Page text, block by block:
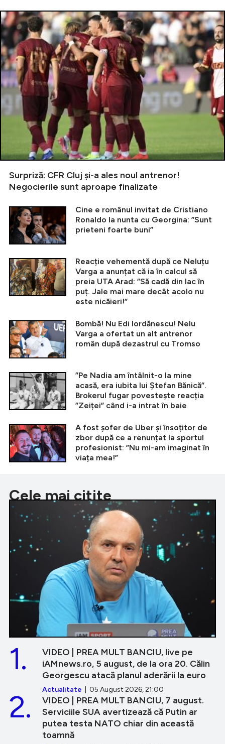
Surpriză: CFR Cluj și-a ales noul antrenor!
Negocierile sunt aproape finalizate
Cine e românul invitat de Cristiano
Ronaldo la nunta cu Georgina: ”Sunt
prieteni foarte buni”
Reacție vehementă după ce Neluțu
Varga a anunțat că ia în calcul să
preia UTA Arad: ”Să cadă din lac în
puț. Jale mai mare decât acolo nu
este nicăieri!”
Bombă! Nu Edi Iordănescu! Nelu
Varga a ofertat un alt antrenor
român după dezastrul cu Tromso
”Pe Nadia am întâlnit-o la mine
acasă, era iubita lui Ștefan Bănică”.
Brokerul fugar povestește reacția
”Zeiței” când i-a intrat în baie
A fost șofer de Uber și însoțitor de
zbor după ce a renunțat la sportul
profesionist: ”Nu mi-am imaginat în
viața mea!”
Cele mai citite
VIDEO | PREA MULT BANCIU, live pe
iAMnews.ro, 5 august, de la ora 20. Călin
Georgescu atacă planul aderării la euro
Actualitate | 05 August 2026, 21:00
1.
VIDEO | PREA MULT BANCIU, 7 august.
Serviciile SUA avertizează că Putin ar
putea testa NATO chiar din această
toamnă
2.